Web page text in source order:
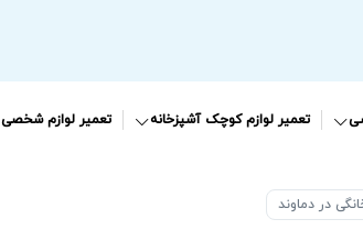
تعمیر لوازم کوچک آشپزخانه تعمیر لوازم شخصی
در دماوند